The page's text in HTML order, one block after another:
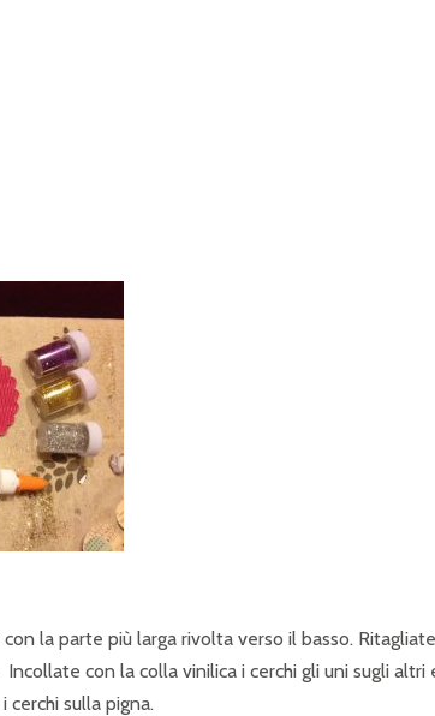
la parte più larga rivolta verso il basso.
con la colla vinilica i cerchi gli uni sugli
cerchi sulla pigna.